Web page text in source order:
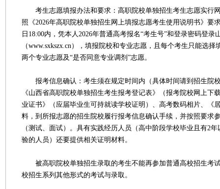
考生志愿填报办法和要求：高职院校单独招生考生志愿实行
照《2026年高职院校单独招生网上填报志愿考生使用说明书》要
日18:00内，凭本人2026年普通高考报名“考生号”和登录密码登录
（www.sxkszx.cn），填报院校和专业志愿，且每个考生只能选
两个专业志愿及“是否同意专业调剂”志愿。
报考信息确认：考生须在规定时间内（具体时间请到招生院
《山西省高职院校单独招生考生报考登记表》（报考院校网上下
业证书》（应届毕业生可持就读学校证明）、高考数码相片、《
料，到所报志愿的招生院校履行报考信息确认手续，并按照要求
（测试、面试）。具有实践经历人员（高中阶段学校毕业且有2
验的人员）还要提供相关证明材料。
被高职院校单独招生录取的考生不能再参加普通高校招生考
校招生系列其他形式的考试与录取。